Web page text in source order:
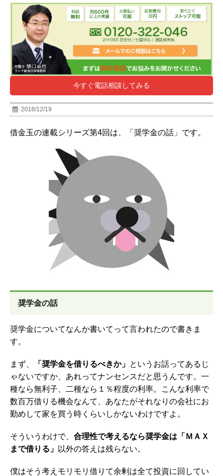
今すぐ電話相談してみる
2018/12/19
借金玉の連載シリーズ第4回は、「奨学金の話」です。
奨学金の話
奨学金についてなんか書いてって言われたので書きま
す。
まず、 「奨学金を借りるべきか」 というお話ってあるじ
ゃないですか、あれってナンセンスだと思うんです。一
種なら無利子、二種なら１％程度の利率。こんな利率で
数百万借りる機会なんて、あなたがそれなりの会社にお
勤めして家を買う時くらいしかないわけですよ。
そういうわけで、 合理性で考えるなら奨学金は「ＭＡＸ
まで借りる」
以外の答えは残らない。
僕はそう考えモリモリ借りて余剰は全て投資に回してい